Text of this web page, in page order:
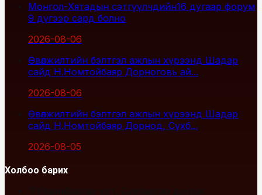
Монгол-Хятадын сэтгүүлчдийн16 дугаар форум
9 дүгээр сард болно
2026-08-06
Өвөлжилтийн бэлтгэл ажлын хүрээнд Шадар
сайд Н.Номтойбаяр Дорноговь ай...
2026-08-06
Өвөлжилтийн бэлтгэл ажлын хүрээнд Шадар
сайд Н.Номтойбаяр Дорнод, Сүхб...
2026-08-05
Холбоо барих